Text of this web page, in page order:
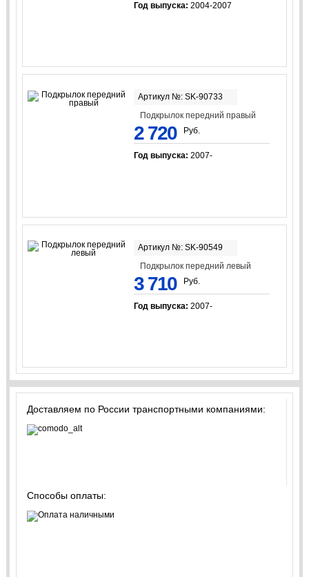
Год выпуска: 2004-2007
Артикул №: SK-90733
Подкрылок передний правый
2 720 Руб.
Год выпуска: 2007-
Артикул №: SK-90549
Подкрылок передний левый
3 710 Руб.
Год выпуска: 2007-
Доставляем по России транспортными компаниями:
Способы оплаты: